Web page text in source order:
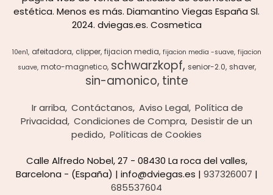
estética. Menos es más. Diamantino Viegas España Sl.
2024. dviegas.es. Cosmetica
10en1 afeitadora clipper fijacion media fijacion media -suave fijacion
suave moto-magnetico schwarzkopf senior-2.0 shaver
sin-amonico tinte
Ir arriba Contáctanos Aviso Legal Política de
Privacidad Condiciones de Compra Desistir de un
pedido Políticas de Cookies
Calle Alfredo Nobel, 27 - 08430 La roca del valles,
Barcelona - (España) | info@dviegas.es | 937326007 |
685537604